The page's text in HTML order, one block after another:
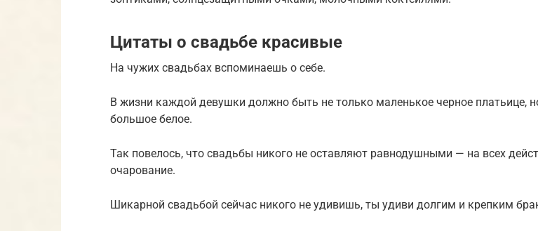
Цитаты о свадьбе красивые
На чужих свадьбах вспоминаешь о себе.
В жизни каждой девушки должно быть не только маленькое черное платьице,
большое белое.
Так повелось, что свадьбы никого не оставляют равнодушными — на всех
очарование.
Шикарной свадьбой сейчас никого не удивишь, ты удиви долгим и крепким